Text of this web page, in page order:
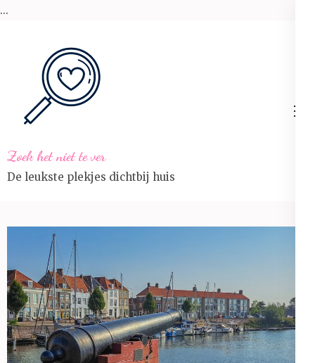
...
enter)
Zoek het niet te ver
De leukste plekjes dichtbij huis